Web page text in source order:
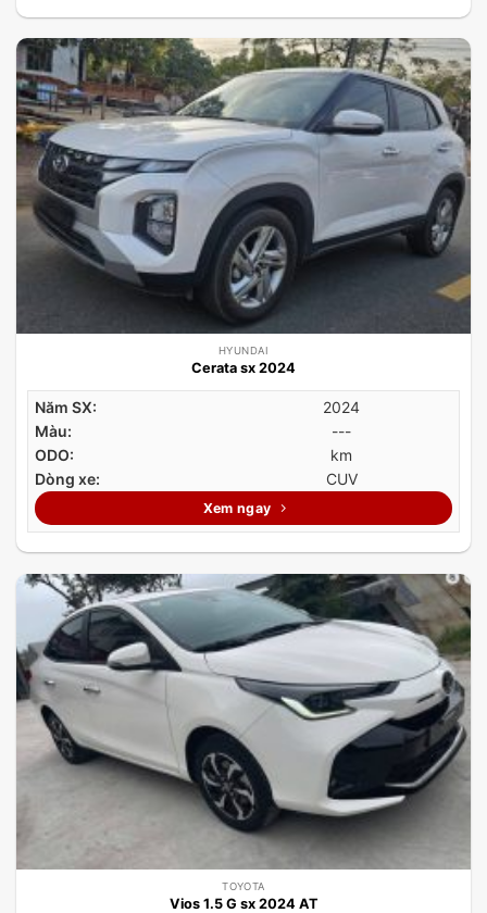
HYUNDAI
Cerata sx 2024
Năm SX:
2024
Màu:
---
ODO:
km
Dòng xe:
CUV
Xem ngay
TOYOTA
Vios 1.5 G sx 2024 AT